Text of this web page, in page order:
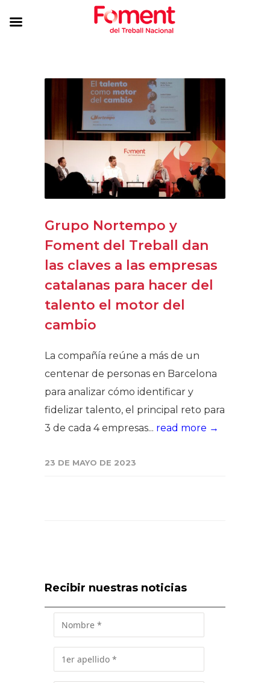
Grupo Nortempo y
Foment del Treball dan
las claves a las empresas
catalanas para hacer del
talento el motor del
cambio
La compañía reúne a más de un
centenar de personas en Barcelona
para analizar cómo identificar y
fidelizar talento, el principal reto para
3 de cada 4 empresas... read more →
23 DE MAYO DE 2023
Recibir nuestras noticias